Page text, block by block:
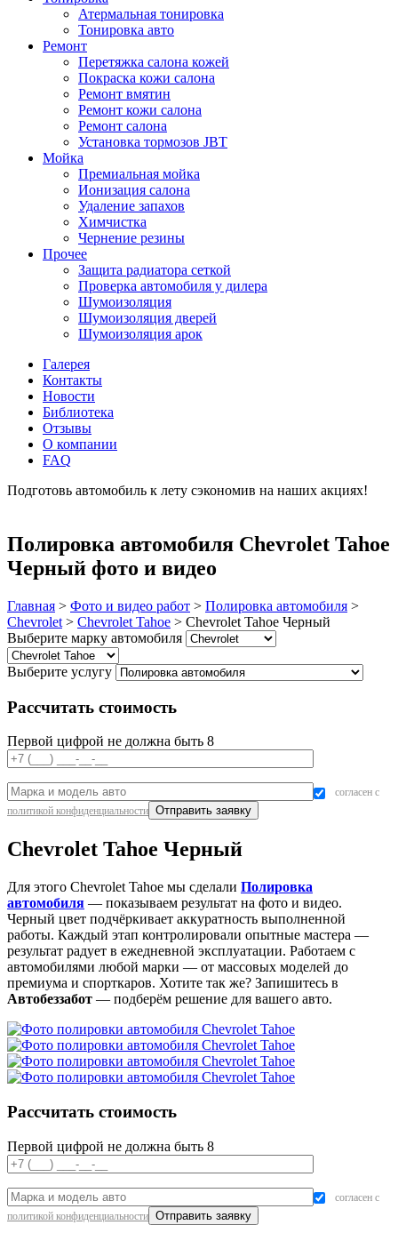
Атермальная тонировка
Тонировка авто
Ремонт
Перетяжка салона кожей
Покраска кожи салона
Ремонт вмятин
Ремонт кожи салона
Ремонт салона
Установка тормозов JBT
Мойка
Премиальная мойка
Ионизация салона
Удаление запахов
Химчистка
Чернение резины
Прочее
Защита радиатора сеткой
Проверка автомобиля у дилера
Шумоизоляция
Шумоизоляция дверей
Шумоизоляция арок
Галерея
Контакты
Новости
Библиотека
Отзывы
О компании
FAQ
Подготовь автомобиль к лету сэкономив на наших акциях!
Полировка автомобиля Chevrolet Tahoe
Черный фото и видео
Главная > Фото и видео работ > Полировка автомобиля >
Chevrolet > Chevrolet Tahoe > Chevrolet Tahoe Черный
Выберите марку автомобиля
Выберите услугу
Рассчитать стоимость
Первой цифрой не должна быть 8
согласен с
политикой конфиденциальности
Chevrolet Tahoe Черный
Для этого Chevrolet Tahoe мы сделали Полировка
автомобиля — показываем результат на фото и видео.
Черный цвет подчёркивает аккуратность выполненной
работы. Каждый этап контролировали опытные мастера —
результат радует в ежедневной эксплуатации. Работаем с
автомобилями любой марки — от массовых моделей до
премиума и спорткаров. Хотите так же? Запишитесь в
Автобеззабот — подберём решение для вашего авто.
Рассчитать стоимость
Первой цифрой не должна быть 8
согласен с
политикой конфиденциальности